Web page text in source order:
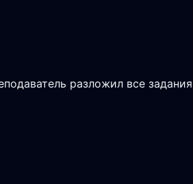
разложил все